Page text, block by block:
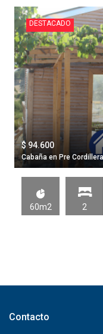
DESTACADO
$ 94.600
Cabaña en Pre
60m2 2
Contacto